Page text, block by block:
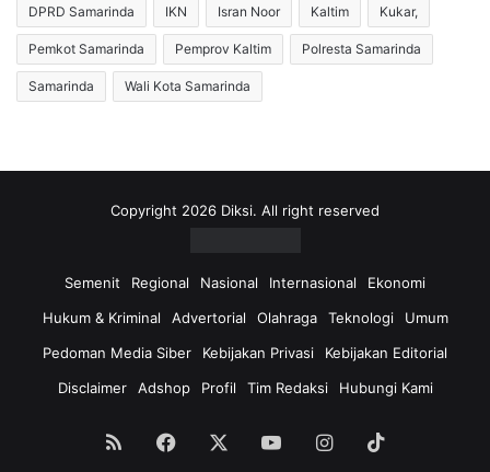
DPRD Samarinda IKN Isran Noor Kaltim Kukar,
Pemkot Samarinda Pemprov Kaltim Polresta Samarinda
Samarinda Wali Kota Samarinda
Copyright 2026 Diksi. All right reserved
Semenit Regional Nasional Internasional
Ekonomi
Hukum & Kriminal
Advertorial Olahraga Teknologi
Umum
Pedoman Media Siber
Kebijakan Privasi
Kebijakan Editorial
Disclaimer
Adshop Profil Tim Redaksi Hubungi Kami
RSS Facebook YouTubeInstagram